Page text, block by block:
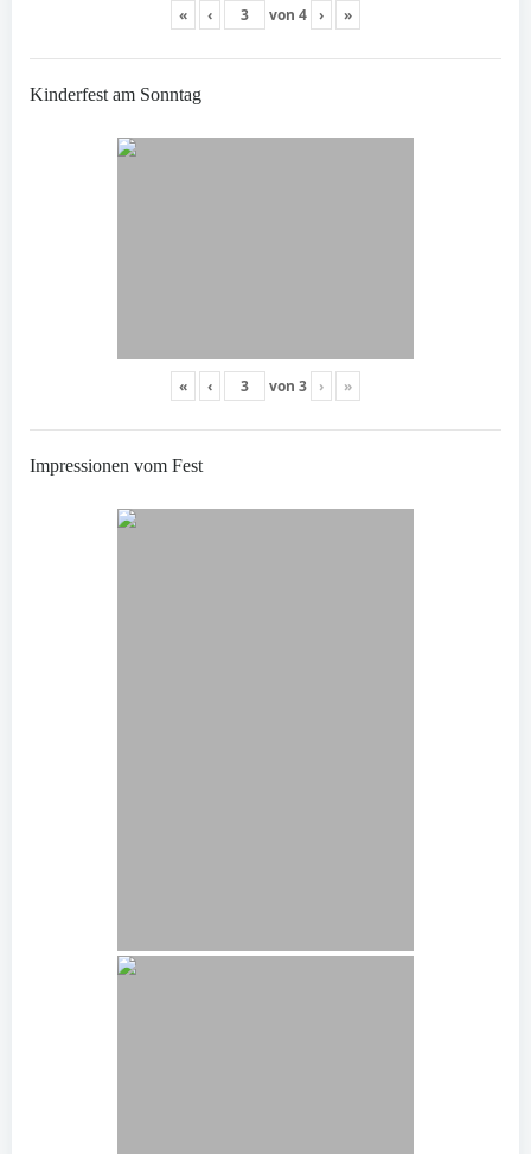
« ‹ von 4 › »
Kinderfest am Sonntag
« ‹ von 3 › »
Impressionen vom Fest